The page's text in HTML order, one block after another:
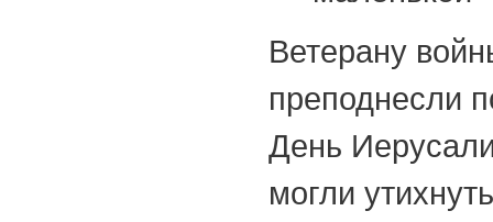
Ветерану
преподнесли
День
могли